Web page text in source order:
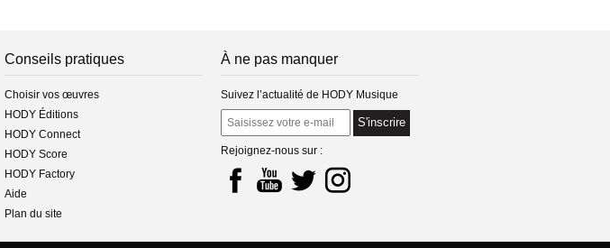
Conseils pratiques
Choisir vos œuvres
HODY Éditions
HODY Connect
HODY Score
HODY Factory
Aide
Plan du site
À ne pas manquer
Suivez l’actualité de HODY Musique
S'inscrire
Rejoignez-nous sur :